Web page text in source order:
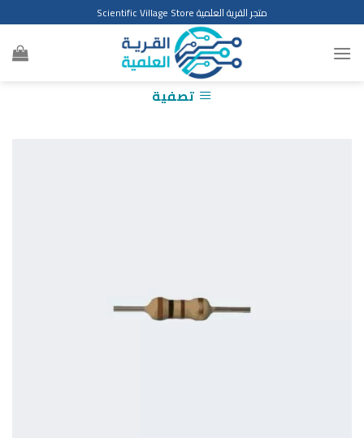
to
content
متجر القرية العلمية Scientific Village Store
تصفية